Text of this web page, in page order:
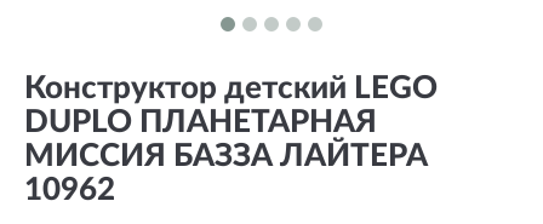
Конструктор детский LEGO
DUPLO ПЛАНЕТАРНАЯ
МИССИЯ БАЗЗА ЛАЙТЕРА
10962